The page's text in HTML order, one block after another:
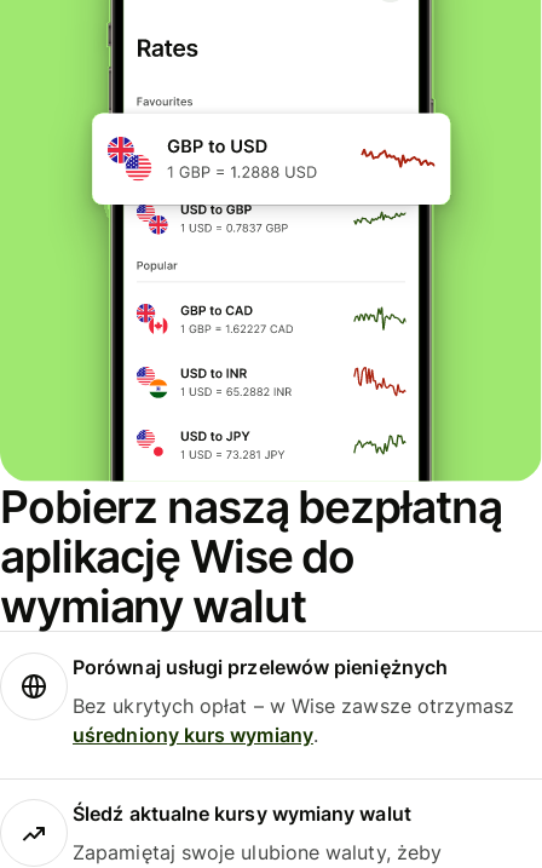
Pobierz naszą bezpłatną
aplikację Wise do
wymiany walut
Porównaj usługi przelewów pieniężnych
Bez ukrytych opłat – w Wise zawsze otrzymasz
uśredniony kurs wymiany.
Śledź aktualne kursy wymiany walut
Zapamiętaj swoje ulubione waluty, żeby